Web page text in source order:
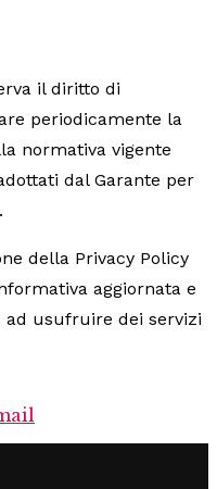
il diritto di
periodicamente la
normativa vigente
dal Garante per
della Privacy Policy
aggiornata e
ad usufruire dei servizi